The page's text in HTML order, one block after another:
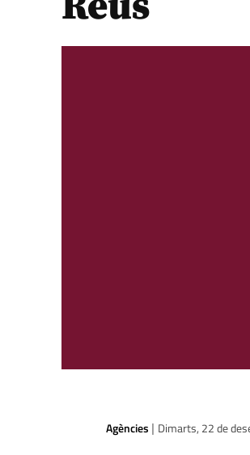
Agències | Dimarts, 22 de